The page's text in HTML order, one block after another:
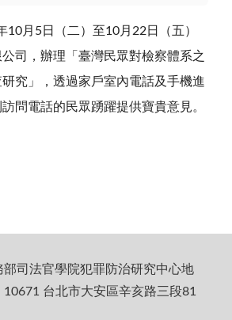
10月 5日（二）至10月 22 日（五）
司，辦理「臺灣民眾對檢察體系之
究」，透過家戶室內電話及手機進
問電話的民眾踴躍提供寶貴意見。
部司法官學院犯罪防治研究中心地
10671 台北市大安區辛亥路三段81